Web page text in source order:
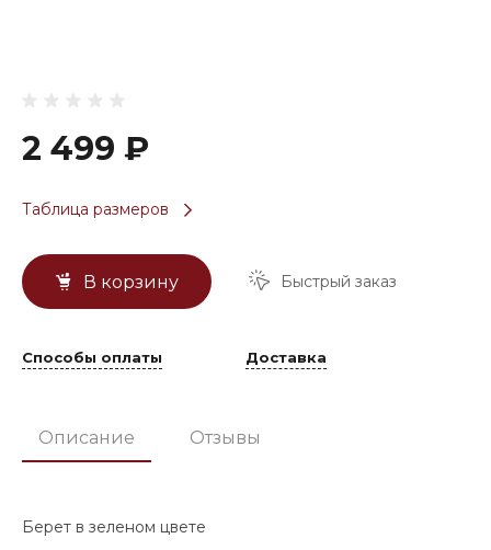
2 499 ₽
Таблица размеров
В корзину Быстрый заказ
Способы оплаты Доставка
Описание Отзывы
Берет в зеленом цвете